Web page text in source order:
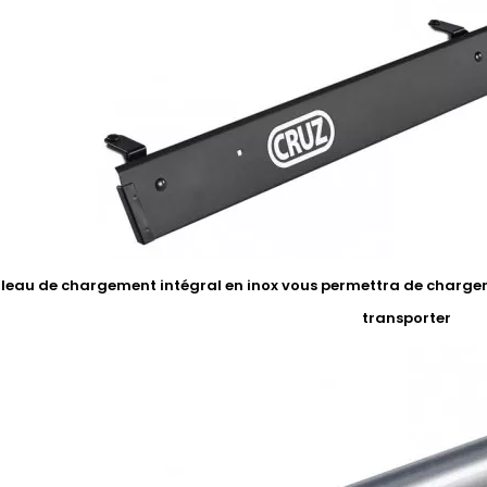
de chargement intégral en inox vous permettra de
transporter